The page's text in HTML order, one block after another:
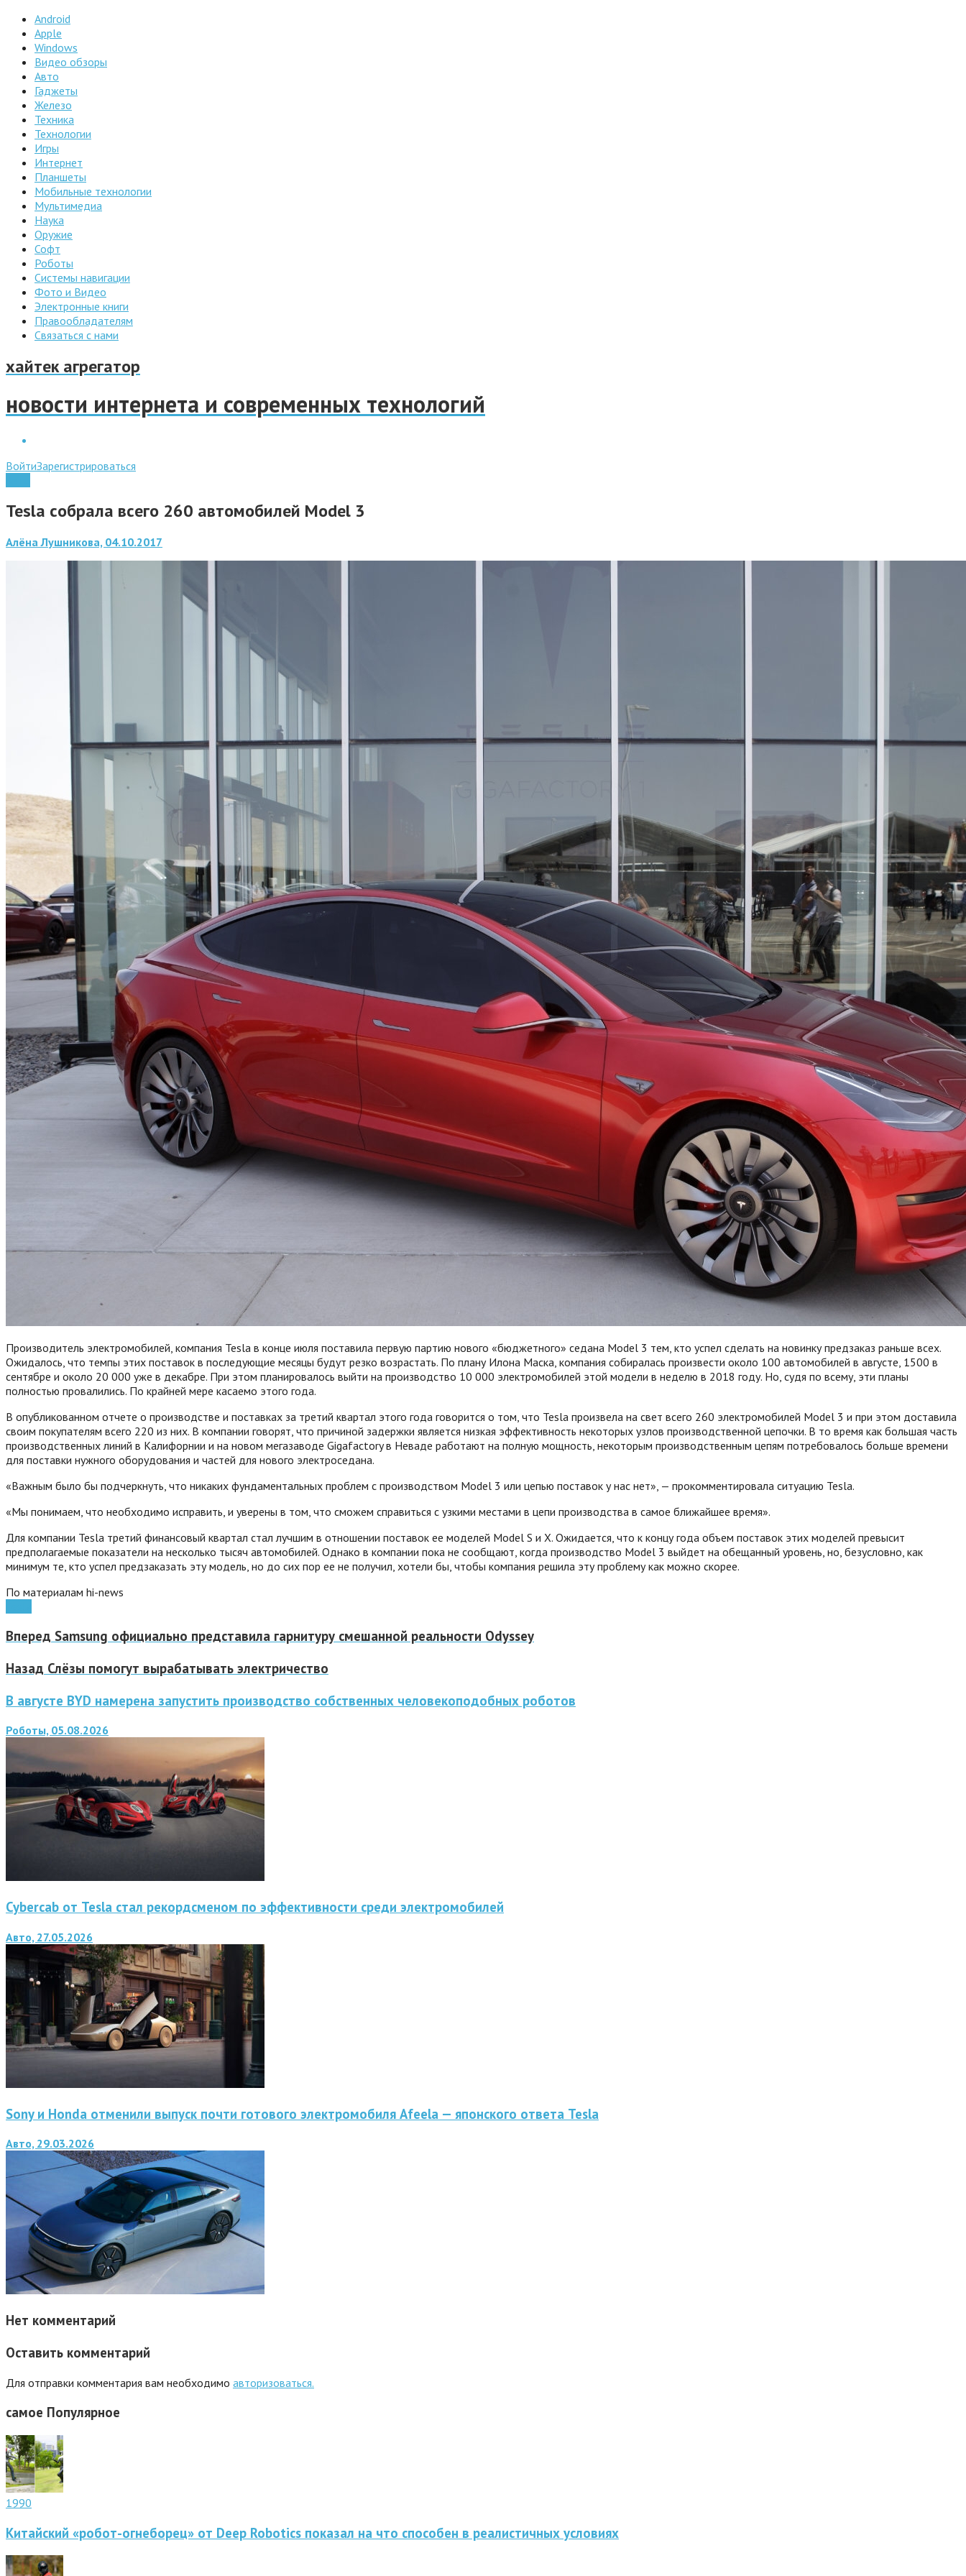
Android
Apple
Windows
Видео обзоры
Авто
Гаджеты
Железо
Техника
Технологии
Игры
Интернет
Планшеты
Мобильные технологии
Мультимедиа
Наука
Оружие
Софт
Роботы
Системы навигации
Фото и Видео
Электронные книги
Правообладателям
Связаться с нами
хайтек агрегатор
новости интернета и современных технологий
ВойтиЗарегистрироваться
Tesla собрала всего 260 автомобилей Model 3
Алёна Лушникова, 04.10.2017
Производитель электромобилей, компания Tesla в конце июля поставила первую партию нового «бюджетного» седана Model 3 тем, кто успел сделать на новинку предзаказ раньше всех.
Ожидалось, что темпы этих поставок в последующие месяцы будут резко возрастать. По плану Илона Маска, компания собиралась произвести около 100 автомобилей в августе, 1500 в
сентябре и около 20 000 уже в декабре. При этом планировалось выйти на производство 10 000 электромобилей этой модели в неделю в 2018 году. Но, судя по всему, эти планы
полностью провалились. По крайней мере касаемо этого года.
В опубликованном отчете о производстве и поставках за третий квартал этого года говорится о том, что Tesla произвела на свет всего 260 электромобилей Model 3 и при этом доставила
своим покупателям всего 220 из них. В компании говорят, что причиной задержки является низкая эффективность некоторых узлов производственной цепочки. В то время как большая часть
производственных линий в Калифорнии и на новом мегазаводе Gigafactory в Неваде работают на полную мощность, некоторым производственным цепям потребовалось больше времени
для поставки нужного оборудования и частей для нового электроседана.
«Важным было бы подчеркнуть, что никаких фундаментальных проблем с производством Model 3 или цепью поставок у нас нет», — прокомментировала ситуацию Tesla.
«Мы понимаем, что необходимо исправить, и уверены в том, что сможем справиться с узкими местами в цепи производства в самое ближайшее время».
Для компании Tesla третий финансовый квартал стал лучшим в отношении поставок ее моделей Model S и X. Ожидается, что к концу года объем поставок этих моделей превысит
предполагаемые показатели на несколько тысяч автомобилей. Однако в компании пока не сообщают, когда производство Model 3 выйдет на обещанный уровень, но, безусловно, как
минимум те, кто успел предзаказать эту модель, но до сих пор ее не получил, хотели бы, чтобы компания решила эту проблему как можно скорее.
По материалам hi-news
Вперед Samsung официально представила гарнитуру смешанной реальности Odyssey
Назад Слёзы помогут вырабатывать электричество
В августе BYD намерена запустить производство собственных человекоподобных роботов
Роботы, 05.08.2026
Cybercab от Tesla стал рекордсменом по эффективности среди электромобилей
Авто, 27.05.2026
Sony и Honda отменили выпуск почти готового электромобиля Afeela — японского ответа Tesla
Авто, 29.03.2026
Нет комментарий
Оставить комментарий
Для отправки комментария вам необходимо авторизоваться.
самое Популярное
1990
Китайский «робот-огнеборец» от Deep Robotics показал на что способен в реалистичных условиях